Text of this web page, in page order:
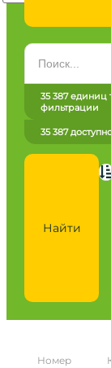
Марка
Все марки
Город / регион
от
Пробег /
Найти
35 387 единиц
фильтрации
35 387
Номер